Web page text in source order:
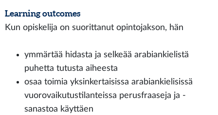
Learning outcomes
Kun opiskelija on suorittanut opintojakson, hän
ymmärtää hidasta ja selkeää arabiankielistä
puhetta tutusta aiheesta
osaa toimia yksinkertaisissa arabiankielisissä
vuorovaikutustilanteissa perusfraaseja ja -
sanastoa käyttäen